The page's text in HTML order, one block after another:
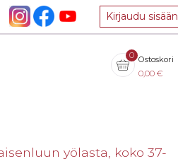
Kirjaudu sisään
0 Ostoskori
0,00 €
yölasta, koko 37-